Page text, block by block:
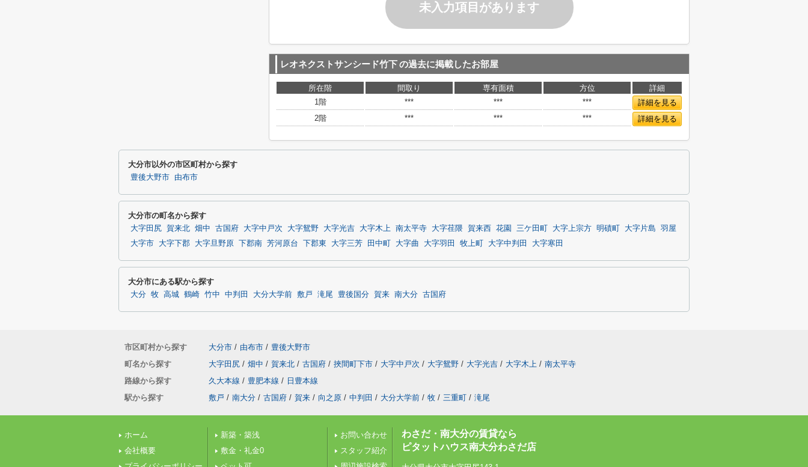
未入力項目があります
レオネクストサンシード竹下の過去に掲載したお部屋
所在階 間取り 専有面積 方位
詳細
1階
*** *** ***
詳細を見る
2階
*** *** *** 詳細を見る
大分市以外の市区町村から探す
豊後大野市 由布市
大分市の町名から探す
大字田尻 賀来北 畑中 古国府 大字中戸次 大字鴛野 大字光吉 大字木上 南太平寺 大字荏隈 賀来西 花園 三ケ田町 大字上宗方 明磧町 大字片島
羽屋
大字市
大字下郡 大字旦野原 下郡南 芳河原台 下郡東 大字三芳 田中町 大字曲 大字羽田 牧上町 大字中判田 大字寒田
大分市にある駅から探す
大分 牧 高城 鶴崎 竹中 中判田 大分大学前 敷戸 滝尾 豊後国分 賀来 南大分 古国府
市区町村から探す 大分市 / 由布市 / 豊後大野市
町名から探す
大字田尻 / 畑中 / 賀来北 / 古国府 / 挾間町下市 / 大字中戸次 / 大字鴛野 / 大字光吉 / 大字木上 / 南太平寺
路線から探す
久大本線 / 豊肥本線 / 日豊本線
駅から探す
敷戸 / 南大分 / 古国府 / 賀来 / 向之原 / 中判田 / 大分大学前 / 牧 / 三重町 / 滝尾
ホーム
会社概要
新築・築浅
敷金・礼金0
お問い合わせ
スタッフ紹介
わさだ・南大分の賃貸なら
ピタットハウス南大分わさだ店